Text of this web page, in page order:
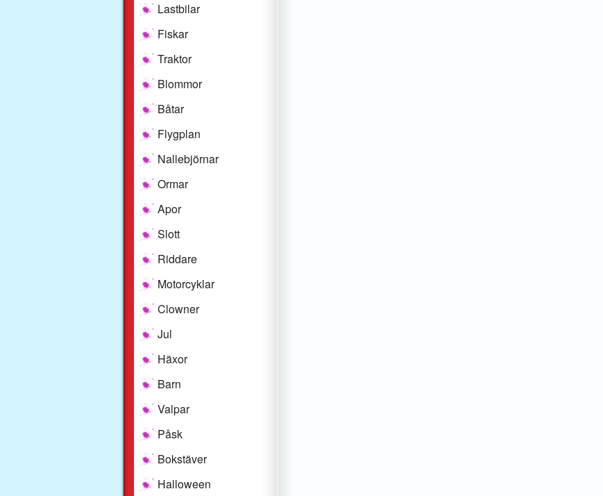
Lastbilar
Fiskar
Traktor
Blommor
Båtar
Flygplan
Nallebjörnar
Ormar
Apor
Slott
Riddare
Motorcyklar
Clowner
Jul
Häxor
Barn
Valpar
Påsk
Bokstäver
Halloween